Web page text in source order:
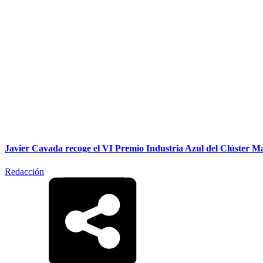
Javier Cavada recoge el VI Premio Industria Azul del Clúster
Redacción